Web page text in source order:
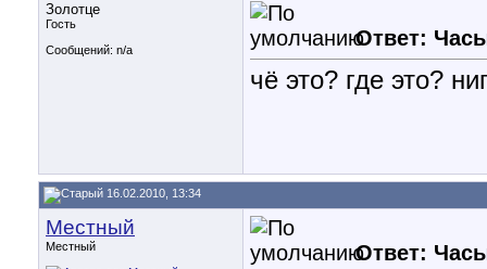
Золотце
Гость
Сообщений: n/a
Ответ:
чё это? где это?
16.02.2010, 13:34
Местный
Местный
Ответ: